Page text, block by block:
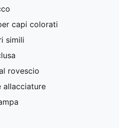
capi colorati
simili
rovescio
allacciature